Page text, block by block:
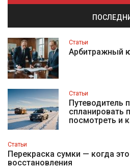
Статьи
Арбитражный
Статьи
Путеводитель
спланировать
посмотреть и
Статьи
Перекраска сумки — когда
восстановления